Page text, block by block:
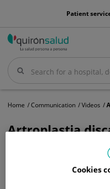
menu-
Patient
Search
Search
Home Communication Videos
Artroplastia
Cookies